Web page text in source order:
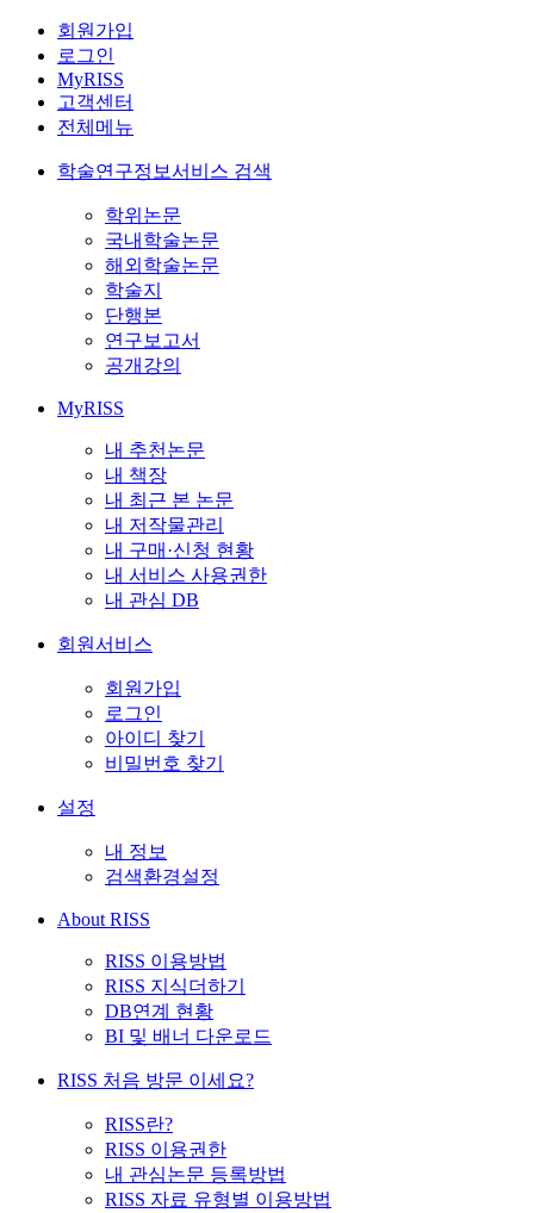
회원가입
로그인
MyRISS
고객센터
전체메뉴
학술연구정보서비스 검색
학위논문
국내학술논문
해외학술논문
학술지
단행본
연구보고서
공개강의
MyRISS
내 추천논문
내 책장
내 최근 본 논문
내 저작물관리
내 구매·신청 현황
내 서비스 사용권한
내 관심 DB
회원서비스
회원가입
로그인
아이디 찾기
비밀번호 찾기
설정
내 정보
검색환경설정
About RISS
RISS 이용방법
RISS 지식더하기
DB연계 현황
BI 및 배너 다운로드
RISS 처음 방문 이세요?
RISS란?
RISS 이용권한
내 관심논문 등록방법
RISS 자료 유형별 이용방법